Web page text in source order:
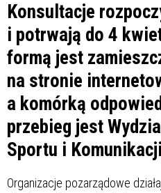
Konsultacje
i potrwają do 4
formą jest
na stronie
a komórką
przebieg jest
Sportu i
Organizacje pozarządowe